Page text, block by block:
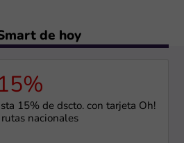
de hoy
15% de dscto. con tarjeta Oh!
nacionales